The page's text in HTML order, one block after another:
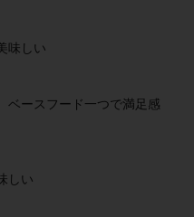
味しい
ベースフード一つで満足感
しい